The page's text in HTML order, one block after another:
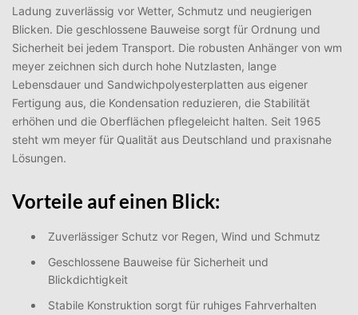
Ladung zuverlässig vor Wetter, Schmutz und neugierigen
Blicken. Die geschlossene Bauweise sorgt für Ordnung und
Sicherheit bei jedem Transport. Die robusten Anhänger von wm
meyer zeichnen sich durch hohe Nutzlasten, lange
Lebensdauer und Sandwichpolyesterplatten aus eigener
Fertigung aus, die Kondensation reduzieren, die Stabilität
erhöhen und die Oberflächen pflegeleicht halten. Seit 1965
steht wm meyer für Qualität aus Deutschland und praxisnahe
Lösungen.
Vorteile auf einen Blick:
Zuverlässiger Schutz vor Regen, Wind und Schmutz
Geschlossene Bauweise für Sicherheit und
Blickdichtigkeit
Stabile Konstruktion sorgt für ruhiges Fahrverhalten